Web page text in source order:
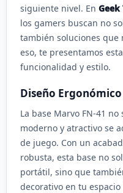
siguiente nivel. En Geek
los gamers buscan no
también soluciones que
eso, te presentamos
funcionalidad y estilo.
Diseño
La base Marvo FN-41
moderno y atractivo se
de juego. Con un
robusta, esta base no
portátil, sino que
decorativo en tu